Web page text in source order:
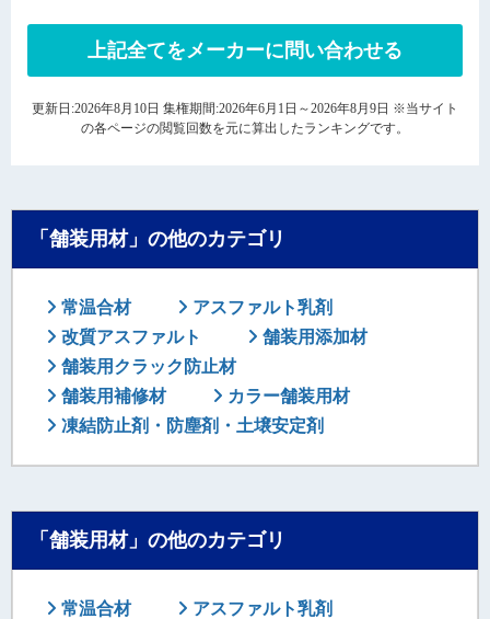
上記全てをメーカーに問い合わせる
更新日:2026年8月10日 集権期間:2026年6月1日～2026年8月9日 ※当サイト
の各ページの閲覧回数を元に算出したランキングです。
「舗装用材」の他のカテゴリ
常温合材
アスファルト乳剤
改質アスファルト
舗装用添加材
舗装用クラック防止材
舗装用補修材
カラー舗装用材
凍結防止剤・防塵剤・土壌安定剤
「舗装用材」の他のカテゴリ
常温合材
アスファルト乳剤